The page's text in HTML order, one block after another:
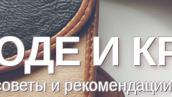
И
и